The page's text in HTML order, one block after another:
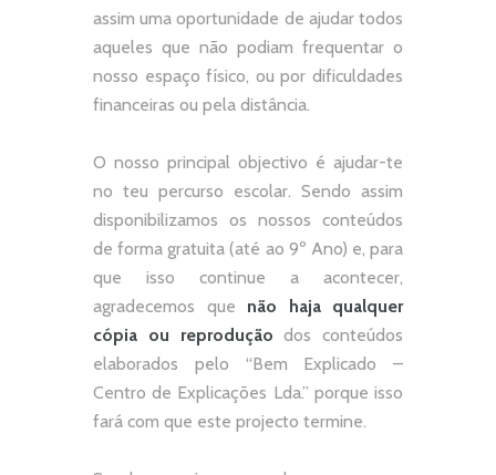
assim uma oportunidade de ajudar todos
aqueles que não podiam frequentar o
nosso espaço físico, ou por dificuldades
financeiras ou pela distância.
O nosso principal objectivo é ajudar-te
no teu percurso escolar. Sendo assim
disponibilizamos os nossos conteúdos
de forma gratuita (até ao 9º Ano) e, para
que isso continue a acontecer,
agradecemos que não
haja qualquer
cópia ou reprodução dos conteúdos
elaborados pelo “Bem Explicado –
Centro de Explicações Lda.” porque isso
fará com que este projecto termine.